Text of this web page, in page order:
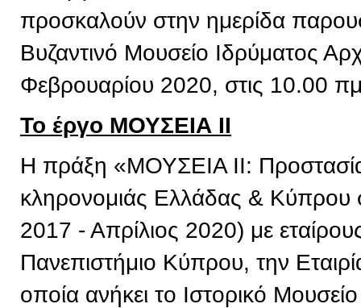
προσκαλούν στην ημερίδα
Βυζαντινό Μουσείο Ιδρύματος
Φεβρουαρίου 2020, στις 10.00
Το έργο ΜΟΥΣΕΙΑ ΙΙ
Η πράξη «ΜΟΥΣΕΙΑ ΙΙ: Προστασία
κληρονομιάς Ελλάδας & Κύπρου
2017 - Απρίλιος 2020) με
Πανεπιστήμιο Κύπρου, την
οποία ανήκει το Ιστορικό